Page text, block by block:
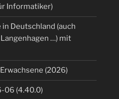
Informatiker)
Deutschland (auch
…) mit
(2026)
06 (4.40.0)